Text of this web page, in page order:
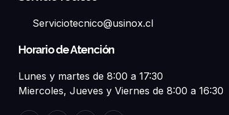
Serviciotecnico@usinox.cl
Horario de Atención
Lunes y martes de 8:00 a 17:30
Miercoles, Jueves y Viernes de 8:00 a 16:30